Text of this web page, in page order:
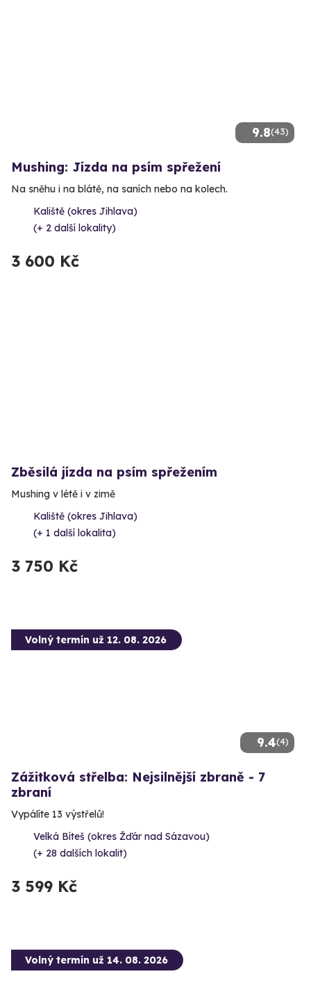
9.8(43)
Mushing: Jízda na psím spřežení
Na sněhu i na blátě, na saních nebo na kolech.
Kaliště (okres Jihlava)
(+ 2 další lokality)
3 600 Kč
Zběsilá jízda na psím spřežením
Mushing v létě i v zimě
Kaliště (okres Jihlava)
(+ 1 další lokalita)
3 750 Kč
9.4(4)
Volný termín už 12. 08. 2026
Zážitková střelba: Nejsilnější zbraně - 7
zbraní
Vypálíte 13 výstřelů!
Velká Bíteš (okres Žďár nad Sázavou)
(+ 28 dalších lokalit)
3 599 Kč
Volný termín už 14. 08. 2026